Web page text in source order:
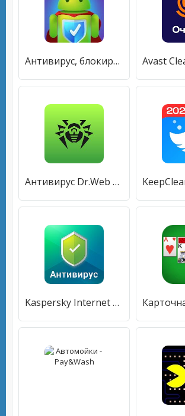
Антивирус, блокировщик, очиститель: Phone Keeper
Антивирус Dr.Web Light
Kaspersky Internet Security: Антивирус и Защита